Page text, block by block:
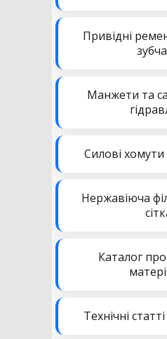
Привідні
Манжети та
Силові
Нержавіюча
Каталог
Технічні